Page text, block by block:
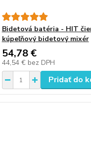
Bidetová batéria - HIT
kúpeľňový bidetový mixér
54,78 €
44,54 € bez DPH
Pridať do